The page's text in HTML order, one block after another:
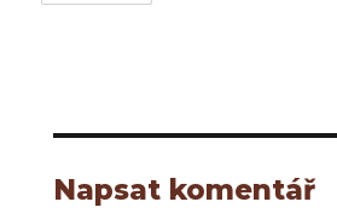
Napsat komentář